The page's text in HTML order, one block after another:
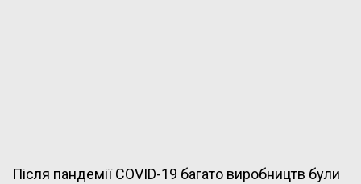
Після пандемії COVID-19 багато виробництв були